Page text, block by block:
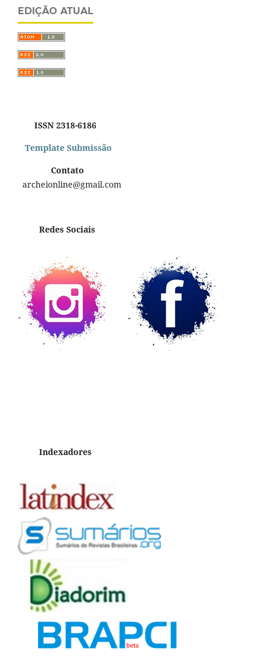
EDIÇÃO ATUAL
ISSN 2318-6186
Template Submissão
Contato
archeionline@gmail.com
Redes Sociais
Indexadores